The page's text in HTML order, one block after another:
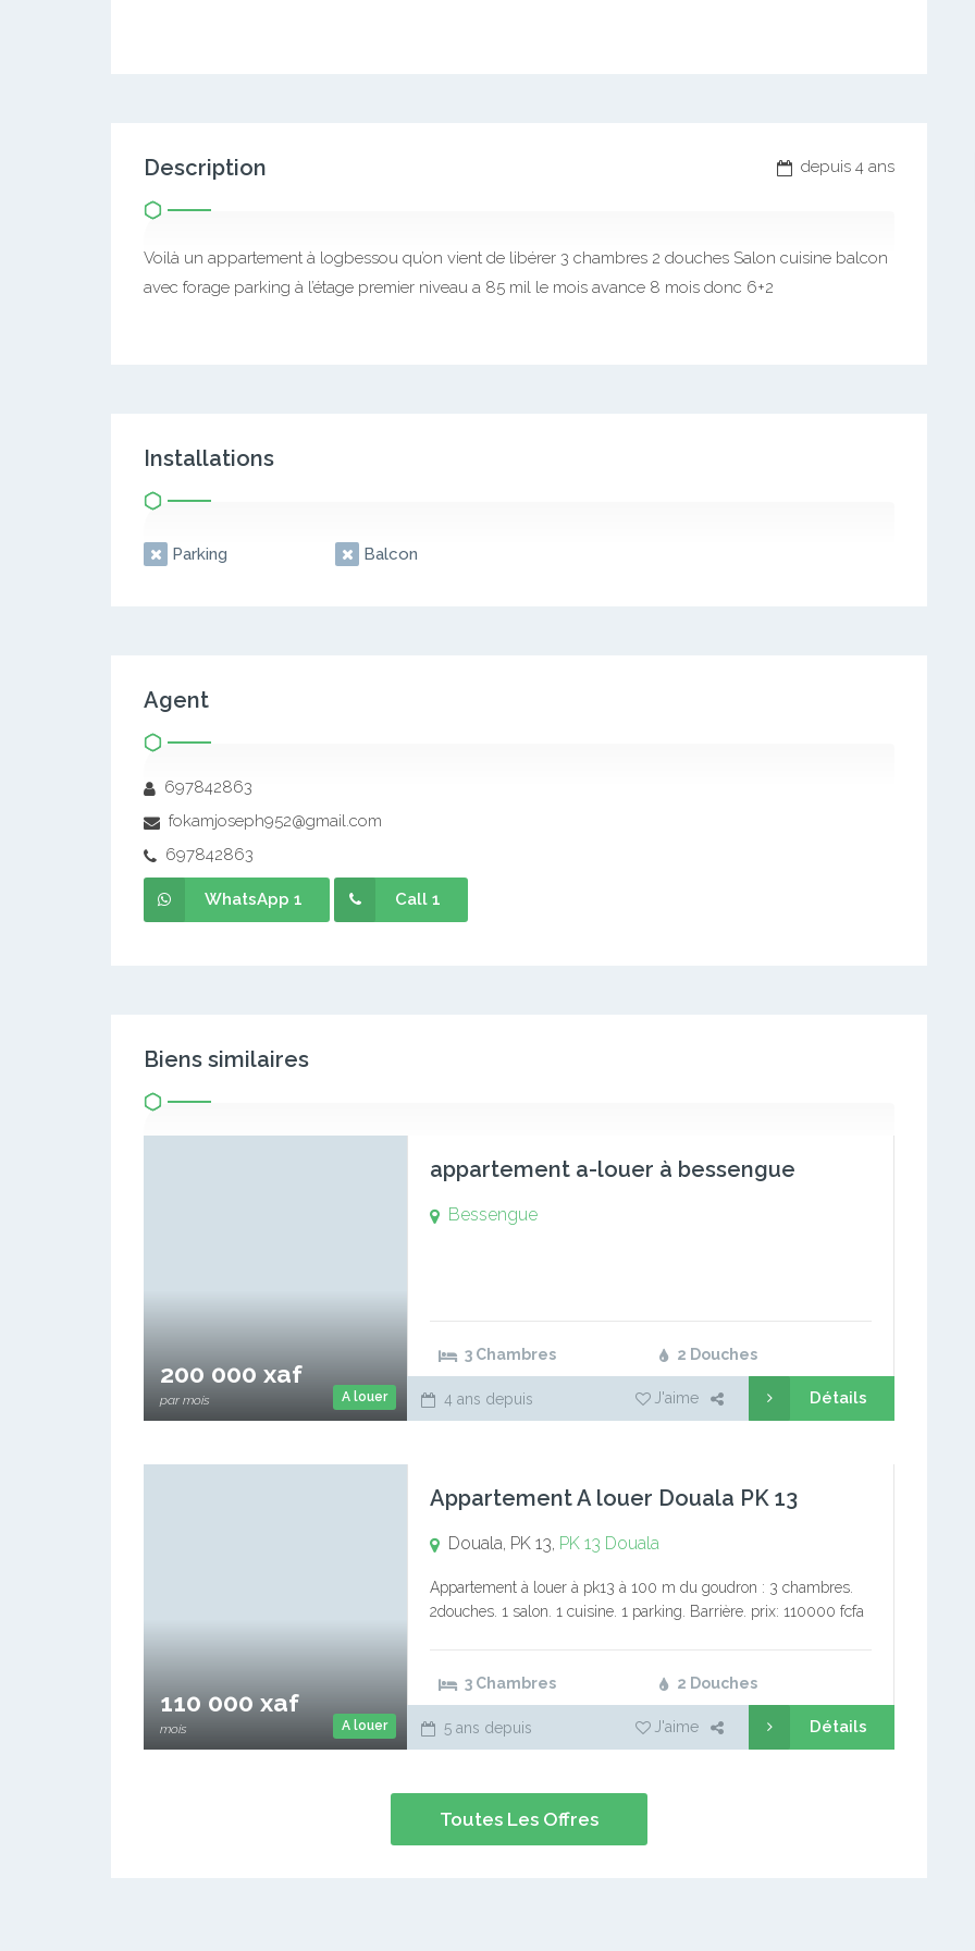
depuis 4 ans
Description
Voilà un appartement à logbessou qu’on vient de libérer 3 chambres 2 douches Salon cuisine balcon
avec forage parking à l’étage premier niveau a 85 mil le mois avance 8 mois donc 6+2
Installations
Parking Balcon
Agent
697842863
fokamjoseph952@gmail.com
697842863
WhatsApp 1 Call 1
Biens similaires
A louer
200 000 xaf
par mois
appartement a-louer à bessengue
Bessengue
3 Chambres 2 Douches
4 ans depuis J'aime Détails
A louer
110 000 xaf
mois
Appartement A louer Douala PK 13
Douala, PK 13, PK 13 Douala
Appartement à louer à pk13 à 100 m du goudron : 3 chambres.
2douches. 1 salon. 1 cuisine. 1 parking. Barrière. prix: 110000 fcfa
3 Chambres 2 Douches
5 ans depuis J'aime Détails
Toutes Les Offres